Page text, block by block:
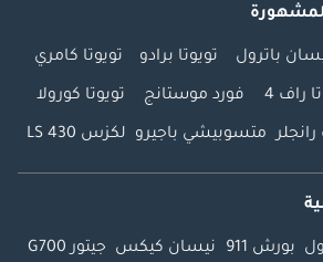
باترول تويوتا برادو تويوتا كامري
راف 4 فورد موستانج تويوتا كورولا
متسوبيشي باجيرو لكزس LS 430
بورش 911 نيسان كيكس جيتور G700